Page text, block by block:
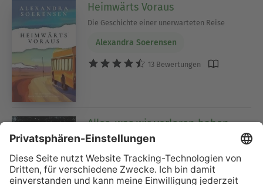
Heimwärts Voraus
Die Geschichte einer unerwarteten Reise
Alexandra Soerensen
13 Bewertungen
Alles, was wir verloren haben
Valerie Geary
0 Bewertungen